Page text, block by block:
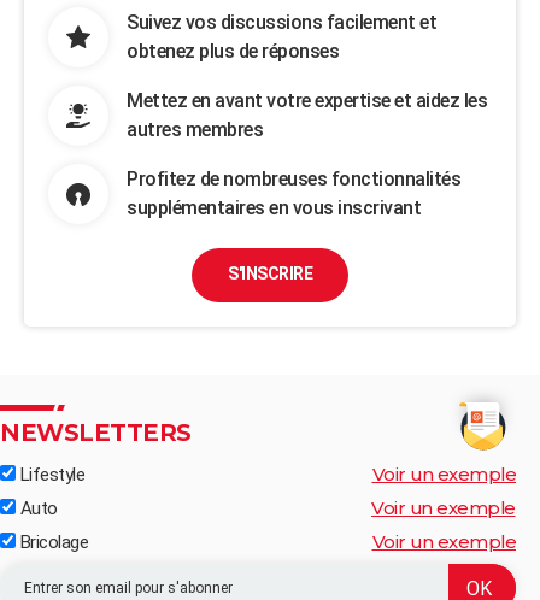
Suivez vos discussions facilement et
obtenez plus de réponses
Mettez en avant votre expertise et aidez les
autres membres
Profitez de nombreuses fonctionnalités
supplémentaires en vous inscrivant
S'INSCRIRE
NEWSLETTERS
Lifestyle Voir un exemple
Auto Voir un exemple
Bricolage Voir un exemple